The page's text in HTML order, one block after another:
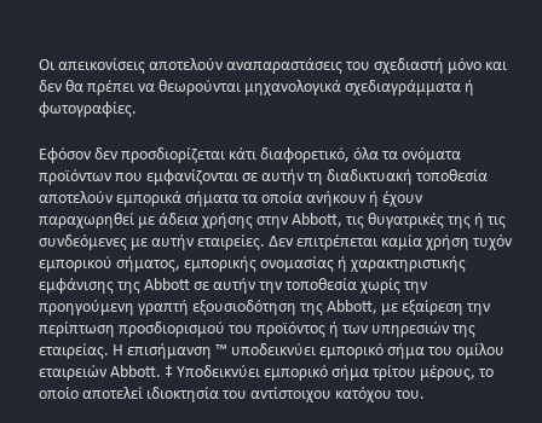
Οι απεικονίσεις αποτελούν αναπαραστάσεις του σχεδιαστή μόνο και
δεν θα πρέπει να θεωρούνται μηχανολογικά σχεδιαγράμματα ή
φωτογραφίες.
Εφόσον δεν προσδιορίζεται κάτι διαφορετικό, όλα τα ονόματα
προϊόντων που εμφανίζονται σε αυτήν τη διαδικτυακή τοποθεσία
αποτελούν εμπορικά σήματα τα οποία ανήκουν ή έχουν
παραχωρηθεί με άδεια χρήσης στην Abbott, τις θυγατρικές της ή τις
συνδεόμενες με αυτήν εταιρείες. Δεν επιτρέπεται καμία χρήση τυχόν
εμπορικού σήματος, εμπορικής ονομασίας ή χαρακτηριστικής
εμφάνισης της Abbott σε αυτήν την τοποθεσία χωρίς την
προηγούμενη γραπτή εξουσιοδότηση της Abbott, με εξαίρεση την
περίπτωση προσδιορισμού του προϊόντος ή των υπηρεσιών της
εταιρείας. Η επισήμανση ™ υποδεικνύει εμπορικό σήμα του ομίλου
εταιρειών Abbott. ‡ Υποδεικνύει εμπορικό σήμα τρίτου μέρους, το
οποίο αποτελεί ιδιοκτησία του αντίστοιχου κατόχου του.